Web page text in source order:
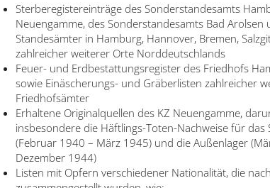
Sterberegistereinträge des Sonderstandesamts
Neuengamme, des Sonderstandesamts Bad Arolsen
Standesämter in Hamburg, Hannover, Bremen,
zahlreicher weiterer Orte Norddeutschlands
Feuer- und Erdbestattungsregister des Friedhofs
sowie Einäscherungs- und Gräberlisten zahlreicher
Friedhofsämter
Erhaltene Originalquellen des KZ Neuengamme,
insbesondere die Häftlings-Toten-Nachweise für das
(Februar 1940 – März 1945) und die Außenlager
Dezember 1944)
Listen mit Opfern verschiedener Nationalität, die